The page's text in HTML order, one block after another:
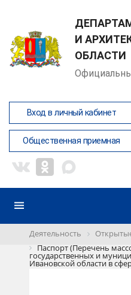
И
ОБЛАСТИ
Вход в личный кабинет
Общественная приемная
Деятельность
Паспорт (Перечень
государственных и
Ивановской области в
переведенных в